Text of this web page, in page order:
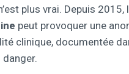
plus vrai. Depuis
peut provoquer une
clinique, documentée
danger.